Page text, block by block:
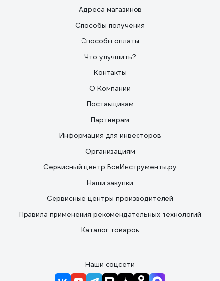
Адреса магазинов
Способы получения
Способы оплаты
Что улучшить?
Контакты
О Компании
Поставщикам
Партнерам
Информация для инвесторов
Организациям
Сервисный центр ВсеИнструменты.ру
Наши закупки
Сервисные центры производителей
Правила применения рекомендательных технологий
Каталог товаров
Наши соцсети